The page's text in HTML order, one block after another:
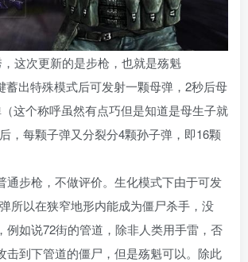
这次更新的是步枪，也就是殇魁
蓄出特殊模式后可发射一颗母弹，2秒后母
这个称呼虽然有点巧但是知道是母生子就
，每颗子弹又分裂分4颗孙子弹，即16颗
通步枪，不做评价。生化模式下由于可发
所以在狭窄地形内能成为僵尸杀手，没
例如说72街的管道，除非人类用手雷，否
击到下管道的僵尸，但是殇魁可以。除此